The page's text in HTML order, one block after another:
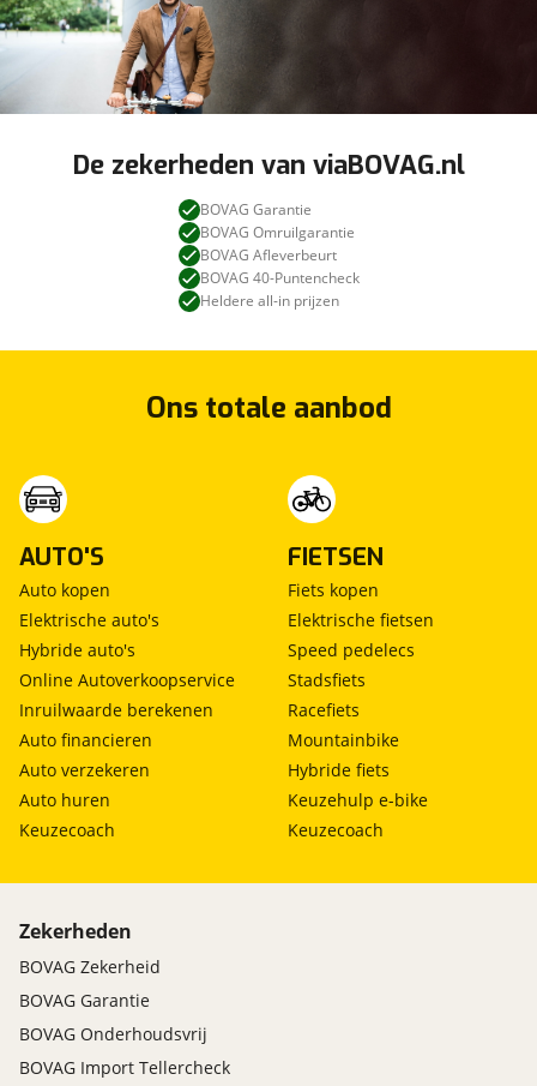
De zekerheden van viaBOVAG.nl
BOVAG Garantie
BOVAG Omruilgarantie
BOVAG Afleverbeurt
BOVAG 40-Puntencheck
Heldere all-in prijzen
Ons totale aanbod
AUTO'S
Auto kopen
Elektrische auto's
Hybride auto's
Online Autoverkoopservice
Inruilwaarde berekenen
Auto financieren
Auto verzekeren
Auto huren
Keuzecoach
FIETSEN
Fiets kopen
Elektrische fietsen
Speed pedelecs
Stadsfiets
Racefiets
Mountainbike
Hybride fiets
Keuzehulp e-bike
Keuzecoach
Zekerheden
BOVAG Zekerheid
BOVAG Garantie
BOVAG Onderhoudsvrij
BOVAG Import Tellercheck